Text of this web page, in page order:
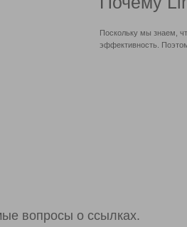
Поскольку мы знаем,
эффективность.
вопросы о ссылках.